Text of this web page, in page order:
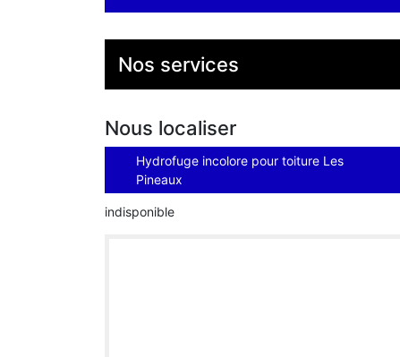
Nos services
Nous localiser
Hydrofuge incolore pour toiture Les
Pineaux
indisponible